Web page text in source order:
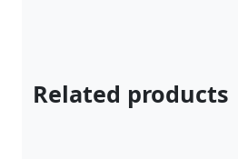
Related products